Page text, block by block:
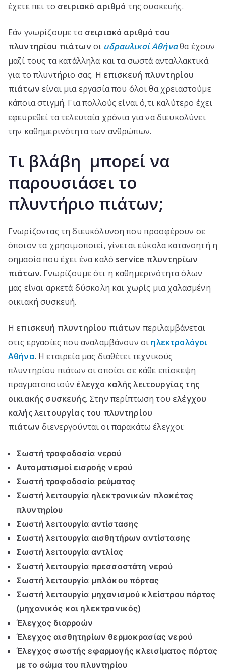
έχετε πει το σειριακό αριθμό της συσκευής.
Εάν γνωρίζουμε το σειριακό αριθμό του
πλυντηρίου πιάτων οι υδραυλικοί Αθήναθα έχουν
μαζί τους τα κατάλληλα και τα σωστά ανταλλακτικά
για το πλυντήριο σας. Η επισκευή πλυντηρίου
πιάτων είναι μια εργασία που όλοι θα χρειαστούμε
κάποια στιγμή. Για πολλούς είναι ό,τι καλύτερο έχει
εφευρεθεί τα τελευταία χρόνια για να διευκολύνει
την καθημερινότητα των ανθρώπων.
Τι βλάβη μπορεί να
παρουσιάσει το
πλυντήριο πιάτων;
Γνωρίζοντας τη διευκόλυνση που προσφέρουν σε
όποιον τα χρησιμοποιεί, γίνεται εύκολα κατανοητή η
σημασία που έχει ένα καλό service πλυντηρίων
πιάτων. Γνωρίζουμε ότι η καθημερινότητα όλων
μας είναι αρκετά δύσκολη και χωρίς μια χαλασμένη
οικιακή συσκευή.
Η επισκευή πλυντηρίου πιάτων περιλαμβάνεται
στις εργασίες που αναλαμβάνουν οι ηλεκτρολόγοι
Αθήνα. Η εταιρεία μας διαθέτει τεχνικούς
πλυντηρίου πιάτων οι οποίοι σε κάθε επίσκεψη
πραγματοποιούν έλεγχο καλής λειτουργίας της
οικιακής συσκευής. Στην περίπτωση του ελέγχου
καλής λειτουργίας του πλυντηρίου
πιάτων διενεργούνται οι παρακάτω έλεγχοι:
Σωστή τροφοδοσία νερού
Αυτοματισμοί εισροής νερού
Σωστή τροφοδοσία ρεύματος
Σωστή λειτουργία ηλεκτρονικών πλακέτας
πλυντηρίου
Σωστή λειτουργία αντίστασης
Σωστή λειτουργία αισθητήρων αντίστασης
Σωστή λειτουργία αντλίας
Σωστή λειτουργία πρεσσοστάτη νερού
Σωστή λειτουργία μπλόκου πόρτας
Σωστή λειτουργία μηχανισμού κλείστρου πόρτας
(μηχανικός και ηλεκτρονικός)
Έλεγχος διαρροών
Έλεγχος αισθητηρίων θερμοκρασίας νερού
Έλεγχος σωστής εφαρμογής κλεισίματος πόρτας
με το σώμα του πλυντηρίου